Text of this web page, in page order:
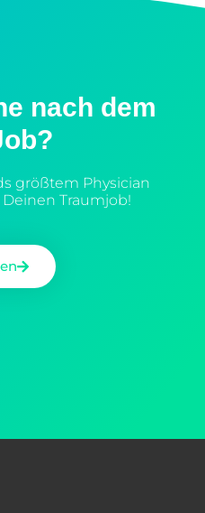
nach dem
größtem Physician
Traumjob!